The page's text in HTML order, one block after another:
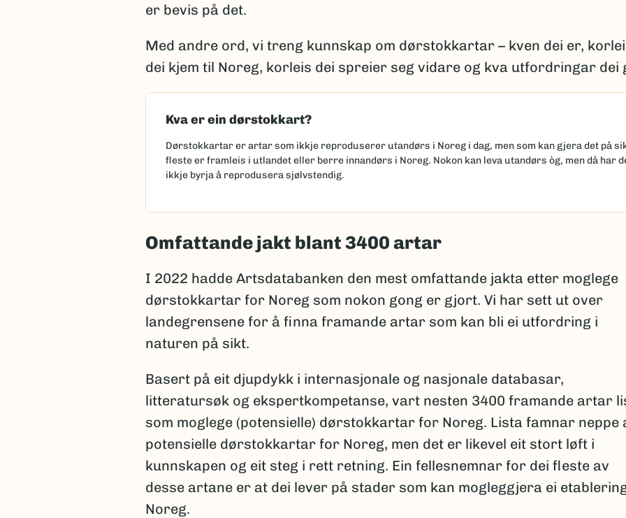
er bevis på det.
Med andre ord, vi treng kunnskap om dørstokkartar – kven dei er,
dei kjem til Noreg, korleis dei spreier seg vidare og kva utfordringar dei
Kva er ein dørstokkart?
Dørstokkartar er artar som ikkje reproduserer utandørs i Noreg i dag, men som kan gjera det på
fleste er framleis i utlandet eller berre innandørs i Noreg. Nokon kan leva utandørs òg, men då har
ikkje byrja å reprodusera sjølvstendig.
Omfattande jakt blant 3400 artar
I 2022 hadde Artsdatabanken den mest omfattande jakta etter moglege
dørstokkartar for Noreg som nokon gong er gjort. Vi har sett ut over
landegrensene for å finna framande artar som kan bli ei utfordring i
naturen på sikt.
Basert på eit djupdykk i internasjonale og nasjonale databasar,
litteratursøk og ekspertkompetanse, vart nesten 3400 framande artar
som moglege (potensielle) dørstokkartar for Noreg. Lista famnar neppe
potensielle dørstokkartar for Noreg, men det er likevel eit stort løft i
kunnskapen og eit steg i rett retning. Ein fellesnemnar for dei fleste av
desse artane er at dei lever på stader som kan mogleggjera ei
Noreg.